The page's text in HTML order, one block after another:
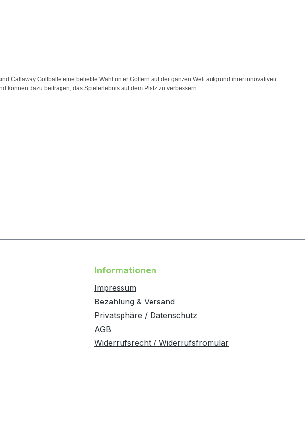
Callaway Golfbälle eine beliebte Wahl unter Golfern auf der ganzen Welt aufgrund ihrer innovativen
können dazu beitragen, das Spielerlebnis auf dem Platz zu verbessern.
Informationen
Impressum
Bezahlung & Versand
Privatsphäre / Datenschutz
AGB
Widerrufsrecht / Widerrufsfromular